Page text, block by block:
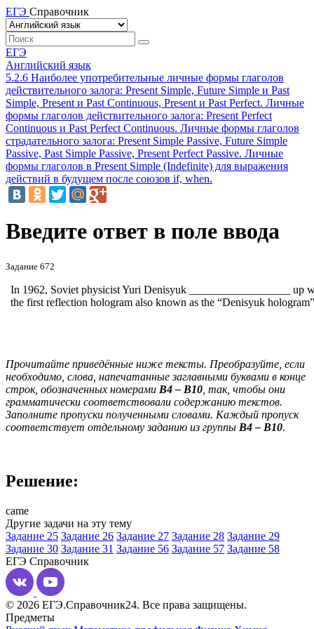
ЕГЭ Справочник
ЕГЭ
Английский язык
5.2.6 Наиболее употребительные личные формы глаголов
действительного залога: Present Simple, Future Simple и Past
Simple, Present и Past Continuous, Present и Past Perfect. Личные
формы глаголов действительного залога: Present Perfect
Continuous и Past Perfect Continuous. Личные формы глаголов
страдательного залога: Present Simple Passive, Future Simple
Passive, Past Simple Passive, Present Perfect Passive. Личные
формы глаголов в Present Simple (Indefinite) для выражения
действий в будущем после союзов if, when.
Введите ответ в поле ввода
Задание 672
In 1962, Soviet physicist Yuri Denisyuk __________________up
the first reflection hologram also known as the “Denisyuk
Прочитайте приведённые ниже тексты. Преобразуйте, если
необходимо, слова, напечатанные заглавными буквами в конце
строк, обозначенных номерами B4 – B10 , так, чтобы они
грамматически соответствовали содержанию текстов.
Заполните пропуски полученными словами. Каждый пропуск
соответствует отдельному заданию из группы B4 – B10.
Решение:
came
Другие задачи на эту тему
Задание 25 Задание 26 Задание 27 Задание 28 Задание 29
Задание 30 Задание 31 Задание 56 Задание 57 Задание 58
ЕГЭ Справочник
© 2026 ЕГЭ.Справочник24. Все права защищены.
Предметы